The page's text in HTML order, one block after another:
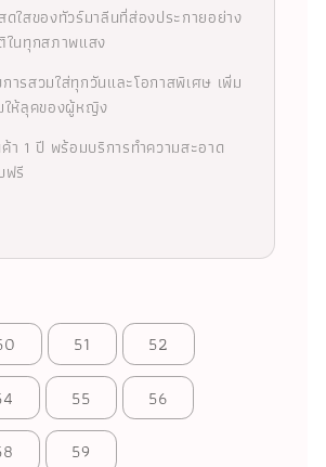
ดใสของทัวร์มาลีนที่ส่องประกายอย่าง
ในทุกสภาพแสง
ารสวมใส่ทุกวันและโอกาสพิเศษ เพิ่ม
ให้ลุคของผู้หญิง
า 1 ปี พร้อมบริการทำความสะอาด
ฟรี
51
52
55
56
59